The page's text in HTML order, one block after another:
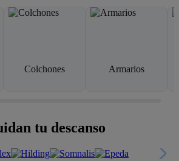
Colchones Armarios
tu descanso